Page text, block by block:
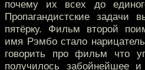
почему их всех до
Пропагандистские задачи
пятёрку. Фильм второй
имя Рэмбо стало
говорить про фильм что
получилось забойнейшее